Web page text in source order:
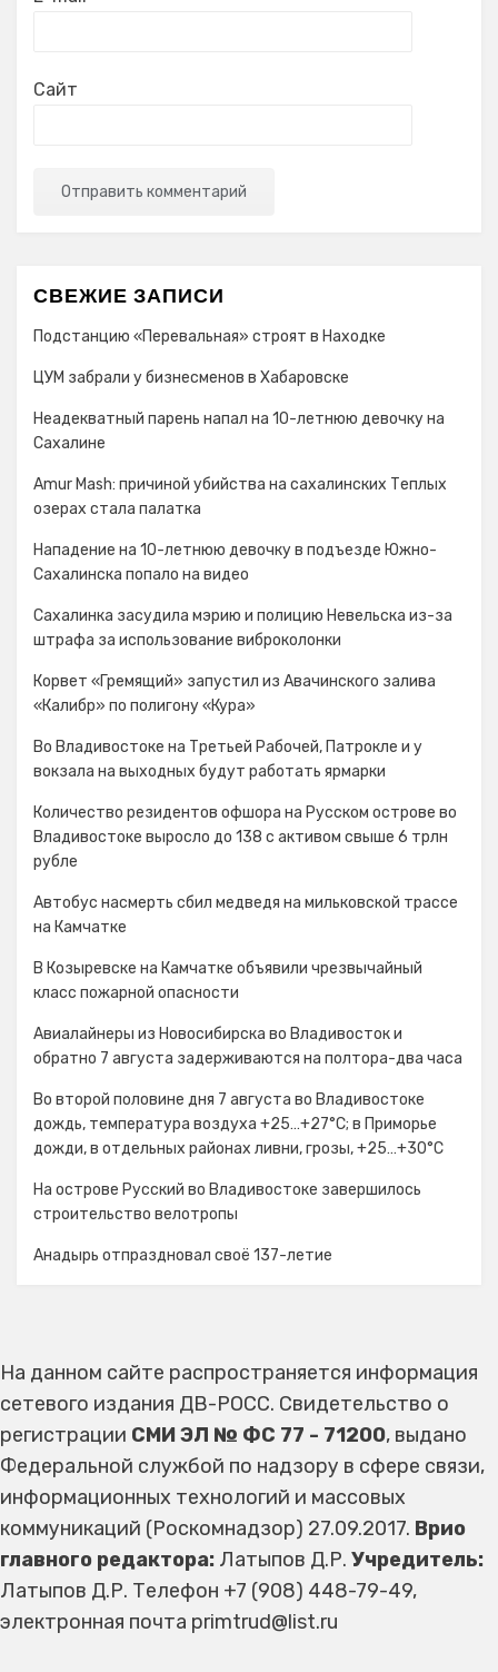
Сайт
СВЕЖИЕ ЗАПИСИ
Подстанцию «Перевальная» строят в Находке
ЦУМ забрали у бизнесменов в Хабаровске
Неадекватный парень напал на 10-летнюю девочку на
Сахалине
Amur Mash: причиной убийства на сахалинских Теплых
озерах стала палатка
Нападение на 10-летнюю девочку в подъезде Южно-
Сахалинска попало на видео
Сахалинка засудила мэрию и полицию Невельска из-за
штрафа за использование виброколонки
Корвет «Гремящий» запустил из Авачинского залива
«Калибр» по полигону «Кура»
Во Владивостоке на Третьей Рабочей, Патрокле и у
вокзала на выходных будут работать ярмарки
Количество резидентов офшора на Русском острове во
Владивостоке выросло до 138 с активом свыше 6 трлн
рубле
Автобус насмерть сбил медведя на мильковской трассе
на Камчатке
В Козыревске на Камчатке объявили чрезвычайный
класс пожарной опасности
Авиалайнеры из Новосибирска во Владивосток и
обратно 7 августа задерживаются на полтора-два часа
Во второй половине дня 7 августа во Владивостоке
дождь, температура воздуха +25…+27°С; в Приморье
дожди, в отдельных районах ливни, грозы, +25…+30°C
На острове Русский во Владивостоке завершилось
строительство велотропы
Анадырь отпраздновал своё 137-летие
На данном сайте распространяется информация
сетевого издания ДВ-РОСС. Свидетельство о
регистрации СМИ ЭЛ № ФС 77 - 71200, выдано
Федеральной службой по надзору в сфере связи,
информационных технологий и массовых
коммуникаций (Роскомнадзор) 27.09.2017. Врио
главного редактора: Латыпов Д.Р. Учредитель:
Латыпов Д.Р. Телефон +7 (908) 448-79-49,
электронная почта primtrud@list.ru